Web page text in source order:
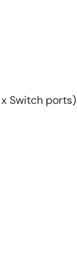
x Switch ports)